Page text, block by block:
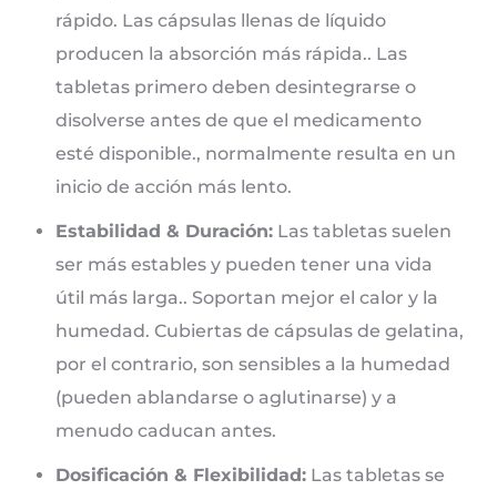
rápido. Las cápsulas llenas de líquido
producen la absorción más rápida.. Las
tabletas primero deben desintegrarse o
disolverse antes de que el medicamento
esté disponible., normalmente resulta en un
inicio de acción más lento.
Estabilidad & Duración: Las tabletas suelen
ser más estables y pueden tener una vida
útil más larga.. Soportan mejor el calor y la
humedad. Cubiertas de cápsulas de gelatina,
por el contrario, son sensibles a la humedad
(pueden ablandarse o aglutinarse) y a
menudo caducan antes.
Dosificación & Flexibilidad: Las tabletas se